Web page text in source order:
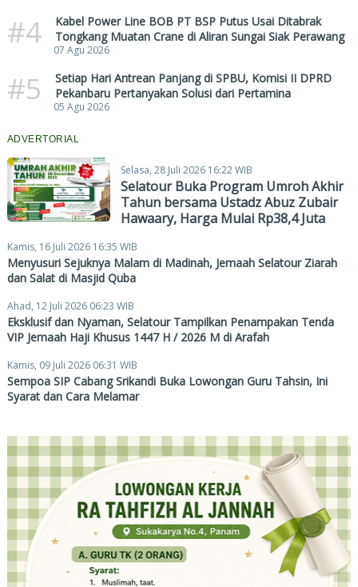
#4
Kabel Power Line BOB PT BSP Putus Usai Ditabrak
Tongkang Muatan Crane di Aliran Sungai Siak Perawang
07 Agu 2026
#5
Setiap Hari Antrean Panjang di SPBU, Komisi II DPRD
Pekanbaru Pertanyakan Solusi dari Pertamina
05 Agu 2026
ADVERTORIAL
Selasa, 28 Juli 2026 16:22 WIB
Selatour Buka Program Umroh Akhir
Tahun bersama Ustadz Abuz Zubair
Hawaary, Harga Mulai Rp38,4 Juta
Kamis, 16 Juli 2026 16:35 WIB
Menyusuri Sejuknya Malam di Madinah, Jemaah Selatour Ziarah
dan Salat di Masjid Quba
Ahad, 12 Juli 2026 06:23 WIB
Eksklusif dan Nyaman, Selatour Tampilkan Penampakan Tenda
VIP Jemaah Haji Khusus 1447 H / 2026 M di Arafah
Kamis, 09 Juli 2026 06:31 WIB
Sempoa SIP Cabang Srikandi Buka Lowongan Guru Tahsin, Ini
Syarat dan Cara Melamar